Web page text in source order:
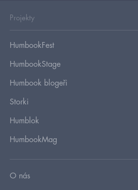
Projekty
HumbookFest
HumbookStage
Humbook blogeři
Storki
Humblok
HumbookMag
O nás